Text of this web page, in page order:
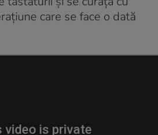
care se face o dată